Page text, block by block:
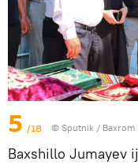
5 /18 © Sputnik / Baxrom
Baxshillo Jumayev